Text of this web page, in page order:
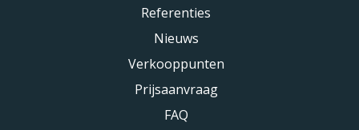
Referenties
Nieuws
Verkooppunten
Prijsaanvraag
FAQ